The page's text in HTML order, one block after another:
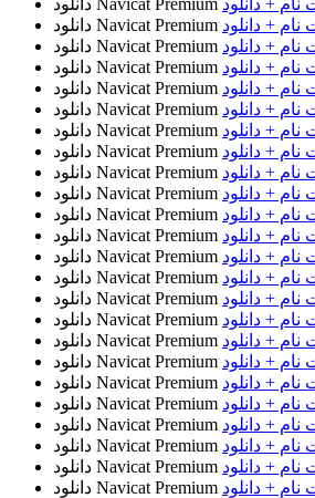
دانلود Navicat Premium نام + دانلود
دانلود Navicat Premium نام + دانلود
دانلود Navicat Premium نام + دانلود
دانلود Navicat Premium نام + دانلود
دانلود Navicat Premium نام + دانلود
دانلود Navicat Premium نام + دانلود
دانلود Navicat Premium نام + دانلود
دانلود Navicat Premium نام + دانلود
دانلود Navicat Premium نام + دانلود
دانلود Navicat Premium نام + دانلود
دانلود Navicat Premium نام + دانلود
دانلود Navicat Premium نام + دانلود
دانلود Navicat Premium نام + دانلود
دانلود Navicat Premium نام + دانلود
دانلود Navicat Premium نام + دانلود
دانلود Navicat Premium نام + دانلود
دانلود Navicat Premium نام + دانلود
دانلود Navicat Premium نام + دانلود
دانلود Navicat Premium نام + دانلود
دانلود Navicat Premium نام + دانلود
دانلود Navicat Premium نام + دانلود
دانلود Navicat Premium نام + دانلود
دانلود Navicat Premium نام + دانلود